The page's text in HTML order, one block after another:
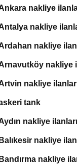
nakliye
nakliye
nakliye
nakliye
nakliye
tank
nakliye ilanları
Balıkesir nakliye
Bandırma nakliye